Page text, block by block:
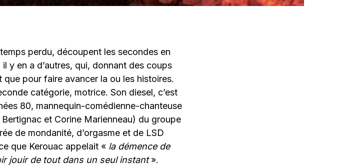
perdu, découpent les secondes en
y en a d’autres, qui, donnant des coups
que pour faire avancer la ou les histoires.
catégorie, motrice. Son diesel, c’est
80, mannequin-comédienne-chanteuse
et Corine Marienneau) du groupe
de mondanité, d’orgasme et de LSD
que Kerouac appelait « la démence de
jouir de tout dans un seul instant».